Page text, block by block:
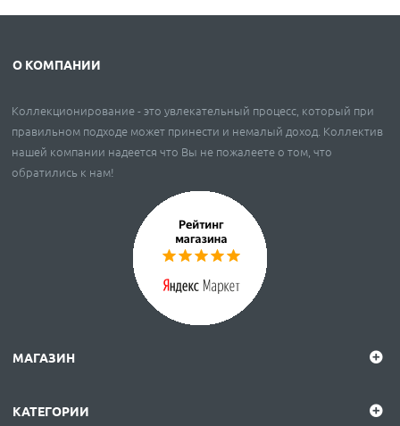
О КОМПАНИИ
Коллекционирование - это увлекательный процесс, который при
правильном подходе может принести и немалый доход. Коллектив
нашей компании надеется что Вы не пожалеете о том, что
обратились к нам!
МАГАЗИН
КАТЕГОРИИ